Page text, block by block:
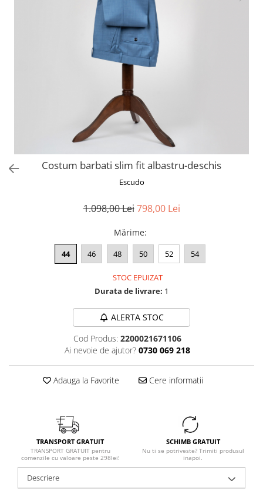
Costum barbati slim fit albastru-deschis
Escudo
1.098,00 Lei 798,00 Lei
Mărime:
44 46 48 50 52 54
STOC EPUIZAT
Durata de livrare: 1
ALERTA STOC
Cod Produs: 2200021671106
Ai nevoie de ajutor? 0730 069 218
Adauga la Favorite Cere informatii
TRANSPORT GRATUIT
TRANSPORT GRATUIT pentru
comenzile cu valoare peste 298lei!
SCHIMB GRATUIT
Nu ti se potriveste? Trimiti produsul
inapoi.
Descriere